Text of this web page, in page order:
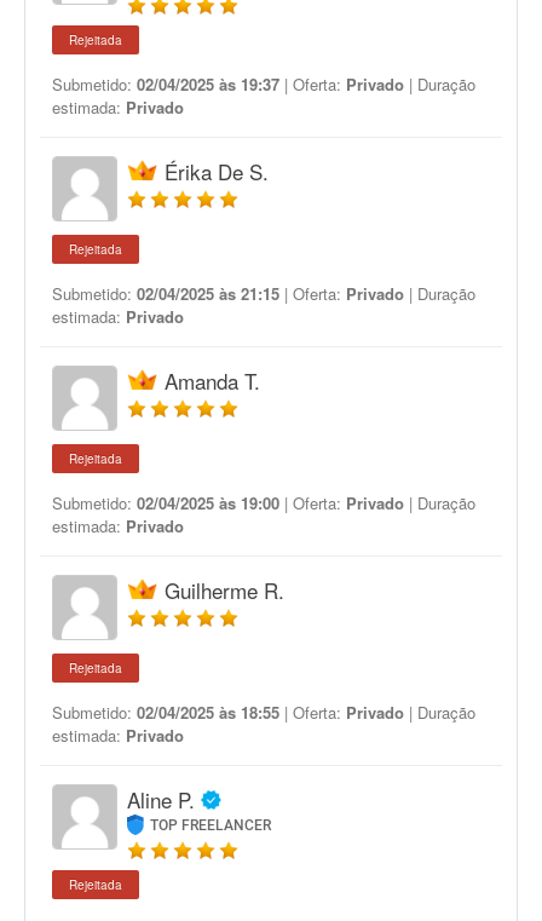
Rejeitada
Submetido: 02/04/2025 às 19:37 | Oferta: Privado | Duração
estimada: Privado
Érika De S.
Rejeitada
Submetido: 02/04/2025 às 21:15 | Oferta: Privado | Duração
estimada: Privado
Amanda T.
Rejeitada
Submetido: 02/04/2025 às 19:00 | Oferta: Privado | Duração
estimada: Privado
Guilherme R.
Rejeitada
Submetido: 02/04/2025 às 18:55 | Oferta: Privado | Duração
estimada: Privado
Aline P.
TOP FREELANCER
Rejeitada